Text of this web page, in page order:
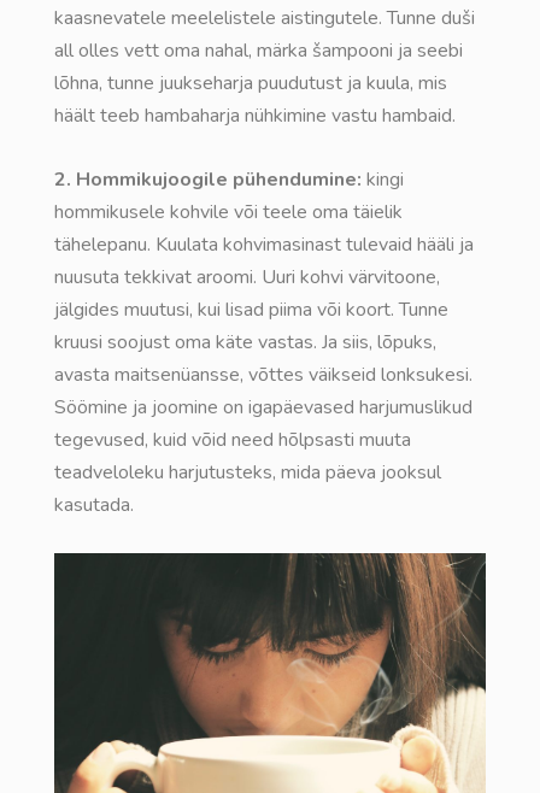
kaasnevatele meelelistele aistingutele. Tunne duši
all olles vett oma nahal, märka šampooni ja seebi
lõhna, tunne juukseharja puudutust ja kuula, mis
häält teeb hambaharja nühkimine vastu hambaid.
2. Hommikujoogile pühendumine: kingi
hommikusele kohvile või teele oma täielik
tähelepanu. Kuulata kohvimasinast tulevaid hääli ja
nuusuta tekkivat aroomi. Uuri kohvi värvitoone,
jälgides muutusi, kui lisad piima või koort. Tunne
kruusi soojust oma käte vastas. Ja siis, lõpuks,
avasta maitsenüansse, võttes väikseid lonksukesi.
Söömine ja joomine on igapäevased harjumuslikud
tegevused, kuid võid need hõlpsasti muuta
teadveloleku harjutusteks, mida päeva jooksul
kasutada.